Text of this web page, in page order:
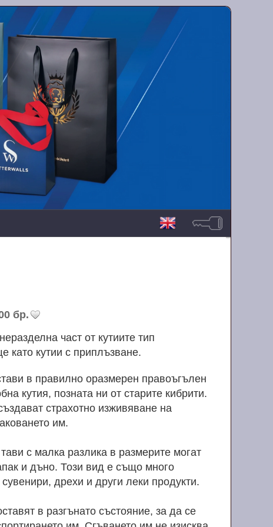
бр.
част от кутиите тип
като кутии с приплъзване.
в правилно оразмерен правоъгълен
кутия, позната ни от старите кибрити.
страхотно изживяване на
им.
с малка разлика в размерите могат
и дъно. Този вид е също много
дрехи и други леки продукти.
в разгънато състояние, за да се